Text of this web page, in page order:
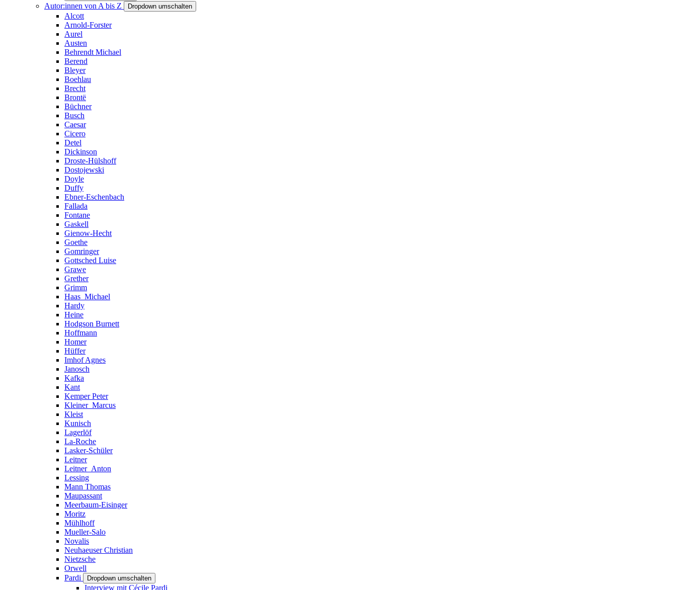
Autor:innen von A bis Z Dropdown umschalten
Alcott
Arnold-Forster
Aurel
Austen
Behrendt Michael
Berend
Bleyer
Boehlau
Brecht
Brontë
Büchner
Busch
Caesar
Cicero
Detel
Dickinson
Droste-Hülshoff
Dostojewski
Doyle
Duffy
Ebner-Eschenbach
Fallada
Fontane
Gaskell
Gienow-Hecht
Goethe
Gomringer
Gottsched Luise
Grawe
Grether
Grimm
Haas_Michael
Hardy
Heine
Hodgson Burnett
Hoffmann
Homer
Hüffer
Imhof Agnes
Janosch
Kafka
Kant
Kemper Peter
Kleiner_Marcus
Kleist
Kunisch
Lagerlöf
La-Roche
Lasker-Schüler
Leitner
Leitner_Anton
Lessing
Mann Thomas
Maupassant
Meerbaum-Eisinger
Moritz
Mühlhoff
Mueller-Salo
Novalis
Neuhaeuser Christian
Nietzsche
Orwell
Pardi
Dropdown umschalten
Interview mit Cécile Pardi